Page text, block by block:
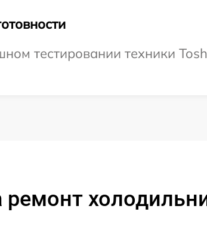
тестировании техники